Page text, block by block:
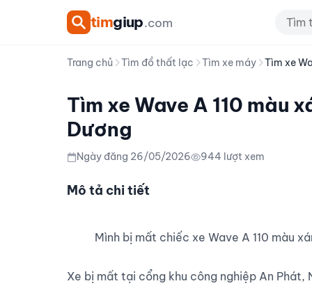
timgiup.com
Trang chủ Tìm đồ thất lạc Tìm xe máy Tìm xe
Tìm xe Wave A 110 màu
Dương
Ngày đăng 26/05/2026 944 lượt xem
Mô tả chi tiết
Xe bị mất tại cổng khu công nghiệp An Phát,